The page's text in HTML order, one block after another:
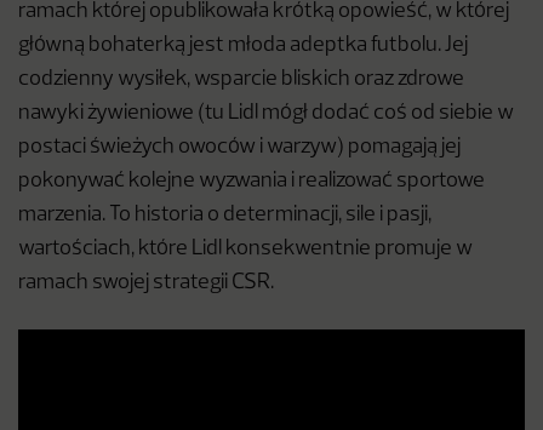
ramach której opublikowała krótką opowieść, w której
główną bohaterką jest młoda adeptka futbolu. Jej
codzienny wysiłek, wsparcie bliskich oraz zdrowe
nawyki żywieniowe (tu Lidl mógł dodać coś od siebie w
postaci świeżych owoców i warzyw) pomagają jej
pokonywać kolejne wyzwania i realizować sportowe
marzenia. To historia o determinacji, sile i pasji,
wartościach, które Lidl konsekwentnie promuje w
ramach swojej strategii CSR.